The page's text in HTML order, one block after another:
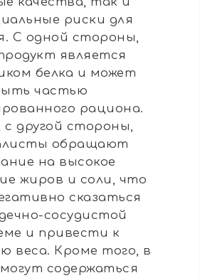
риски для
С одной стороны,
является
белка и может
частью
рациона.
с другой стороны,
обращают
на высокое
жиров и соли, что
сказаться
сосудистой
и привести к
веса. Кроме того, в
могут содержаться